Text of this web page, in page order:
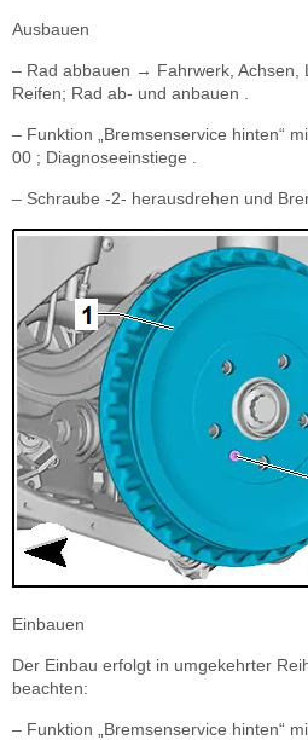
Ausbauen
– Rad abbauen → Fahrwerk, Achsen,
Reifen; Rad ab- und anbauen .
– Funktion „Bremsenservice hinten“
00 ; Diagnoseeinstiege .
– Schraube -2- herausdrehen und
Einbauen
Der Einbau erfolgt in umgekehrter
beachten:
– Funktion „Bremsenservice hinten“